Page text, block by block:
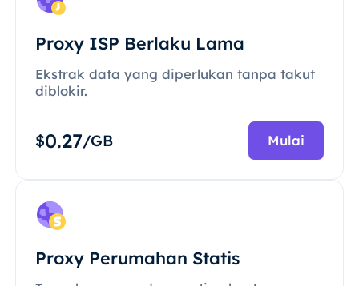
Proxy ISP Berlaku Lama
Ekstrak data yang diperlukan tanpa takut
diblokir.
$0.27/GB Mulai
Proxy Perumahan Statis